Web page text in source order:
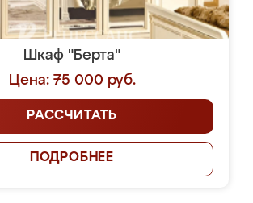
Шкаф "Берта"
Цена: 75 000 руб.
РАССЧИТАТЬ
ПОДРОБНЕЕ